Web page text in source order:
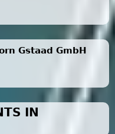
Gstaad GmbH
IN